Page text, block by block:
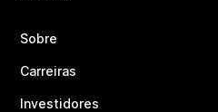
Sobre
Carreiras
Investidores